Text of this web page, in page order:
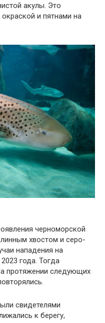
акулы. Это
и пятнами на
черноморской
хвостом и серо-
нападения на
года. Тогда
протяжении следующих
свидетелями
к берегу,